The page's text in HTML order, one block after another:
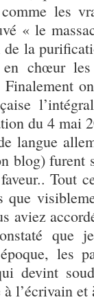
les
« le
la
chœur
du 4 mai
langue
blog) furent
Tout
aviez
que
les
devint
l’écrivain et